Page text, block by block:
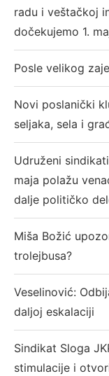
radu i veštačkoj
dočekujemo 1.
Posle velikog
Novi poslanički
seljaka, sela i
Udruženi
maja polažu
dalje političko
Miša Božić
trolejbusa?
Veselinović:
daljoj eskalaciji
Sindikat Sloga
stimulacije i